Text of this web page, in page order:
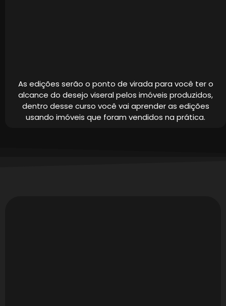
As edições serão o ponto de virada para você ter o
alcance do desejo viseral pelos imóveis produzidos,
dentro desse curso você vai aprender as edições
usando imóveis que foram vendidos na prática.